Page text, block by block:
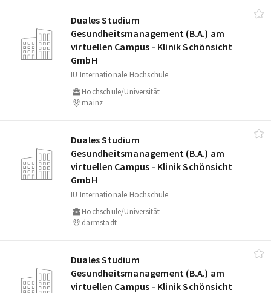
Duales Studium
Gesundheitsmanagement (B.A.) am
virtuellen Campus - Klinik Schönsicht
GmbH
IU Internationale Hochschule
Hochschule/Universität
mainz
Duales Studium
Gesundheitsmanagement (B.A.) am
virtuellen Campus - Klinik Schönsicht
GmbH
IU Internationale Hochschule
Hochschule/Universität
darmstadt
Duales Studium
Gesundheitsmanagement (B.A.) am
virtuellen Campus - Klinik Schönsicht